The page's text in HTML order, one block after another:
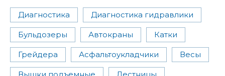
Диагностика Диагностика гидравлики
Бульдозеры Автокраны Катки
Грейдера Асфальтоукладчики Весы
Вышки подъемные Лестницы